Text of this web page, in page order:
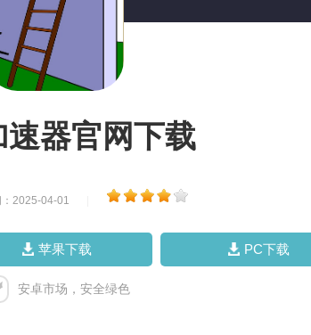
速器官网下载
：2025-04-01
苹果下载 PC下载
安卓市场，安全绿色